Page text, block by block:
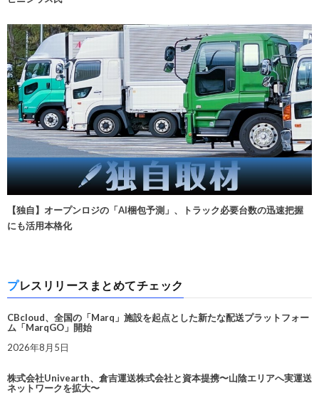
【独自】オープンロジの「AI梱包予測」、トラック必要台数の迅速把握
にも活用本格化
プレスリリースまとめてチェック
CBcloud、全国の「Marq」施設を起点とした新たな配送プラットフォー
ム「MarqGO」開始
2026年8月5日
株式会社Univearth、倉吉運送株式会社と資本提携〜山陰エリアへ実運送
ネットワークを拡大〜